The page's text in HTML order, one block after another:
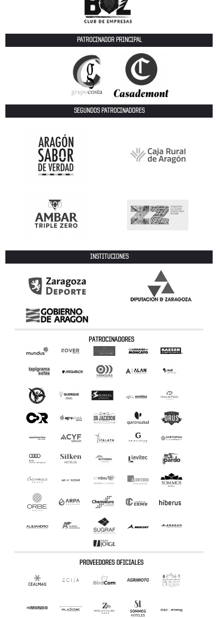
PATROCINADOR PRINCIPAL
SEGUNDOS PATROCINADORES
INSTITUCIONES
PATROCINADORES
PROVEEDORES OFICIALES